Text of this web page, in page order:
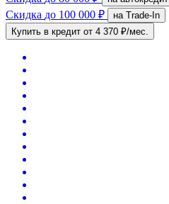
Скидка до 100 000 ₽
на Trade-In
Купить в кредит от 4 370 ₽/мес.